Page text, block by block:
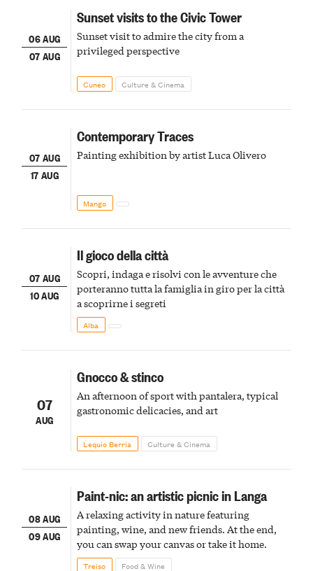
06 AUG
07 AUG
Sunset visits to the Civic Tower
Sunset visit to admire the city from a
privileged perspective
Cuneo Culture & Cinema
07 AUG
17 AUG
Contemporary Traces
Painting exhibition by artist Luca Olivero
Mango
07 AUG
10 AUG
Il gioco della città
Scopri, indaga e risolvi con le avventure che
porteranno tutta la famiglia in giro per la città
a scoprirne i segreti
Alba
07
AUG
Gnocco & stinco
An afternoon of sport with pantalera, typical
gastronomic delicacies, and art
Lequio Berria Culture & Cinema
08 AUG
09 AUG
Paint-nic: an artistic picnic in Langa
A relaxing activity in nature featuring
painting, wine, and new friends. At the end,
you can swap your canvas or take it home.
Treiso Food & Wine